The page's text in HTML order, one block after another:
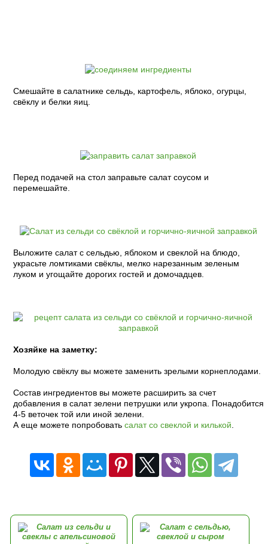
Смешайте в салатнике сельдь, картофель, яблоко, огурцы,
свёклу и белки яиц.
Перед подачей на стол заправьте салат соусом и
перемешайте.
Выложите салат с сельдью, яблоком и свеклой на блюдо,
украсьте ломтиками свёклы, мелко нарезанным зеленым
луком и угощайте дорогих гостей и домочадцев.
Хозяйке на заметку:
Молодую свёклу вы можете заменить зрелыми корнеплодами.
Состав ингредиентов вы можете расширить за счет
добавления в салат зелени петрушки или укропа. Понадобится
4-5 веточек той или иной зелени.
А еще можете попробовать салат со свеклой и килькой.